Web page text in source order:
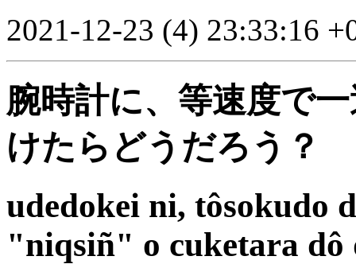
2021-12-23 (4) 23:33:16
腕時計に、等速度で
けたらどうだろう？
udedokei ni, tôsokudo
"niqsiñ" o cuketara dô